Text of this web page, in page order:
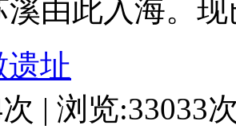
溪由此入海。
遗址
| 浏览:33033